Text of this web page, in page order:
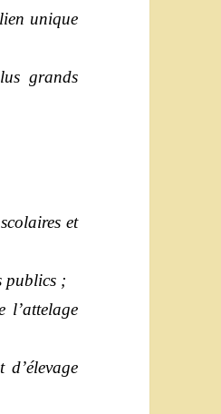
unique
grands
et
publics ;
l’attelage